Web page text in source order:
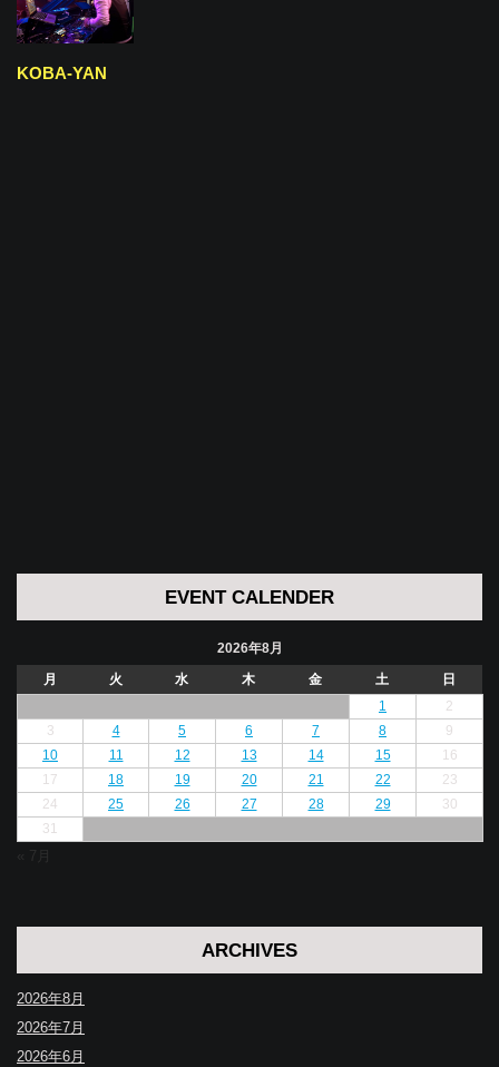
KOBA-YAN
EVENT CALENDER
2026年8月
月
火 水 木 金 土
日
1
2
3
4 5 6 7 8
9
10
11 12 13 14 15
16
17
18 19 20 21 22
23
24
25 26 27 28 29
30
31
« 7月
ARCHIVES
2026年8月
2026年7月
2026年6月